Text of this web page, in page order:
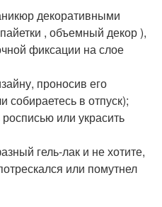
декоративными
, объемный декор ),
фиксации на слое
проносив его
в отпуск);
или украсить
гель-лак и не хотите,
или помутнел